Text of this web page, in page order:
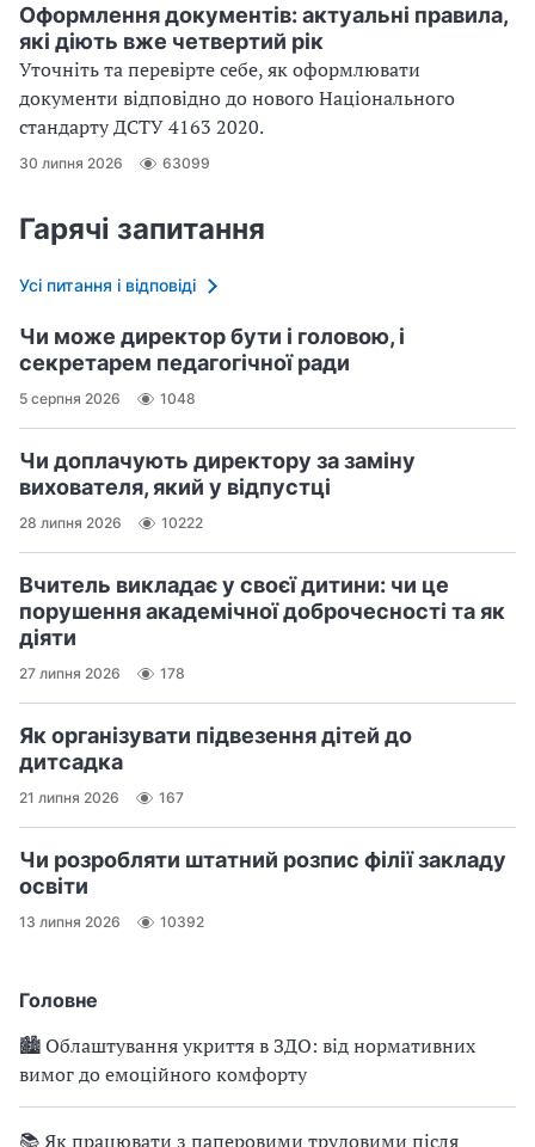
Головне
🏙 Облаштування укриття в ЗДО: від нормативних
вимог до емоційного комфорту
📚 Як працювати з паперовими трудовими після
Оформлення документів: актуальні правила,
які діють вже четвертий рік
Уточніть та перевірте себе, як оформлювати
документи відповідно до нового Націо­нального
стандарту ДСТУ 4163 2020.
30 липня 2026 63099
Гарячі запитання
Усі питання і відповіді
Чи може директор бути і головою, і
секретарем педагогічної ради
5 серпня 2026 1048
Чи доплачують директору за заміну
вихователя, який у відпустці
28 липня 2026 10222
Вчитель викладає у своєї дитини: чи це
порушення академічної доброчесності та як
діяти
27 липня 2026 178
Як організувати підвезення дітей до
дитсадка
21 липня 2026 167
Чи розробляти штатний розпис філії закладу
освіти
13 липня 2026 10392